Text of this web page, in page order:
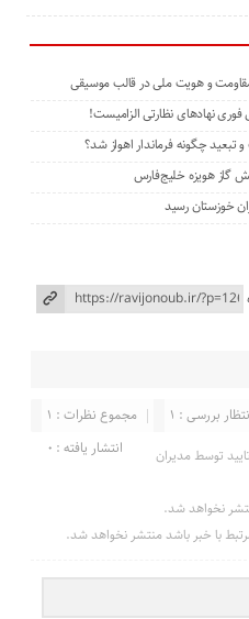
و هویت ملی در قالب موسیقی
نهادهای نظارتی الزامیست!
چگونه فرماندار اهواز شد؟
گاز هویزه خلیج‌فارس
مجموع نظرات : 1
بررسی : 1
انتشار یافته : 0
توسط مدیران
نخواهد شد.
با خبر باشد منتشر نخواهد شد.